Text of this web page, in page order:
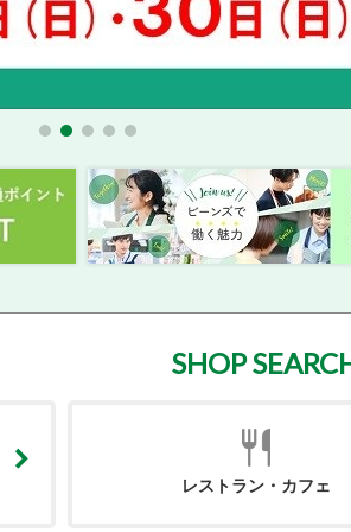
SHOP
レストラン・カフェ